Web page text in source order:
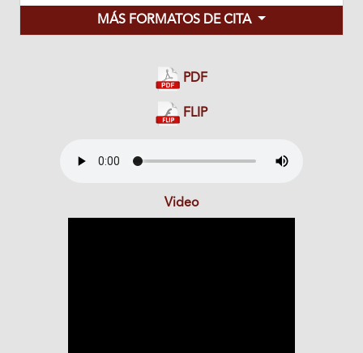
MÁS FORMATOS DE CITA
PDF
FLIP
Video